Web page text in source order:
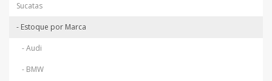
Sucatas
- Estoque por Marca
- Audi
- BMW